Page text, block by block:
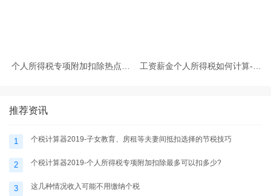
个人所得税专项附加扣除热点问
工资薪金个人所得税如何计算-个
推荐资讯
1 个税计算器2019-子女教育、房租等夫妻间抵扣选择的节税技巧
2 个税计算器2019-个人所得税专项附加扣除最多可以扣多少?
3 这几种情况收入可能不用缴纳个税